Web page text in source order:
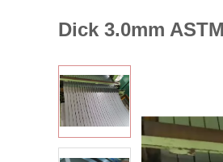
Dick 3.0mm